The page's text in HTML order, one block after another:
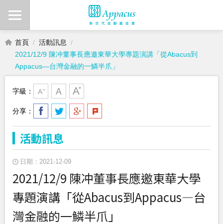
首頁
活動訊息
2021/12/9 陳冲董事長應邀東華大學專題演講「從Abacus到
Appacus—台灣金融的一鱗半爪」
字級：
分享：
活動訊息
日期：2021-12-09
2021/12/9 陳冲董事長應邀東華大學
專題演講「從Abacus到Appacus—台
灣金融的一鱗半爪」